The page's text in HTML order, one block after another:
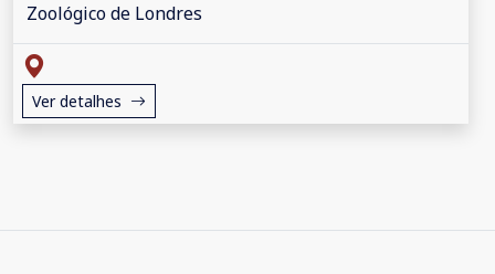
Zoológico de Londres
Ver detalhes